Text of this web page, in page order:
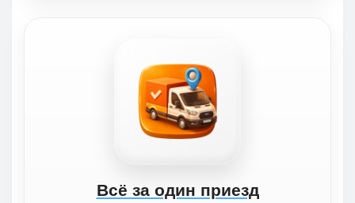
Всё за один приезд